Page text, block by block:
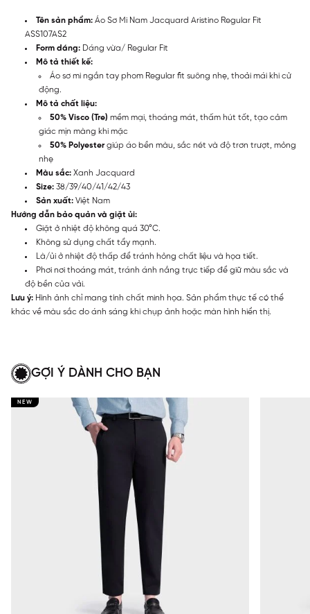
Tên sản phẩm: Áo Sơ Mi Nam Jacquard Aristino Regular Fit
ASS107AS2
Form dáng: Dáng vừa/ Regular Fit
Mô tả thiết kế:
Áo sơ mi ngắn tay phom Regular fit suông nhẹ, thoải mái khi cử
động.
Mô tả chất liệu:
50% Visco (Tre) mềm mại, thoáng mát, thấm hút tốt, tạo cảm
giác mịn màng khi mặc
50% Polyester giúp áo bền màu, sắc nét và độ trơn trượt, mỏng
nhẹ
Màu sắc: Xanh Jacquard
Size: 38/39/40/41/42/43
Sản xuất: Việt Nam
Hướng dẫn bảo quản và giặt ủi:
Giặt ở nhiệt độ không quá 30°C.
Không sử dụng chất tẩy mạnh.
Là/ủi ở nhiệt độ thấp để tránh hỏng chất liệu và họa tiết.
Phơi nơi thoáng mát, tránh ánh nắng trực tiếp để giữ màu sắc và
độ bền của vải.
Lưu ý: Hình ảnh chỉ mang tính chất minh họa. Sản phẩm thực tế có thể
khác về màu sắc do ánh sáng khi chụp ảnh hoặc màn hình hiển thị.
GỢI Ý DÀNH CHO BẠN
NEW